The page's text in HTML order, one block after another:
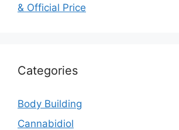
& Official Price
Categories
Body Building
Cannabidiol